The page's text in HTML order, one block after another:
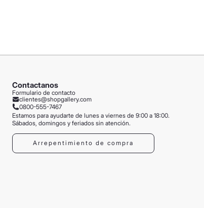
Contactanos
Formulario de contacto
clientes@shopgallery.com
0800-555-7467
Estamos para ayudarte de lunes a viernes de 9:00 a 18:00.
Sábados, domingos y feriados sin atención.
Arrepentimiento de compra